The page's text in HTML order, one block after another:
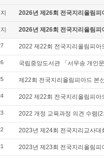
2026년 제26회 전국지리올림피
2026년 제26회 전국지리올림피
2022 제22회 전국지리올림피아
국립중앙도서관 「서무송 개인
제22회 전국지리올림피아드 본
2022 제22회 전국지리올림피아
2022 개정 교육과정 의견 수렴
2023년 제24회 전국지리교사대
2023년 제23회 전국지리올림피